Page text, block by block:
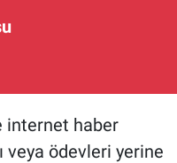
internet haber
veya ödevleri yerine